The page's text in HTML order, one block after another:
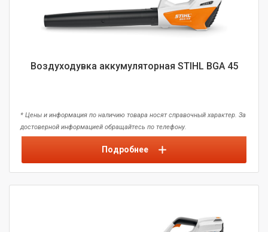
Воздуходувка аккумуляторная STIHL BGA 45
* Цены и информация по наличию товара носят справочный характер. За
достоверной информацией обращайтесь по телефону.
Подробнее